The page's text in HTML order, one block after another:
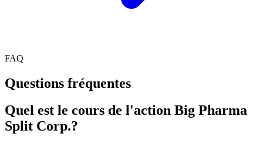
FAQ
Questions fréquentes
Quel est le cours de l'action Big Pharma
Split Corp.?